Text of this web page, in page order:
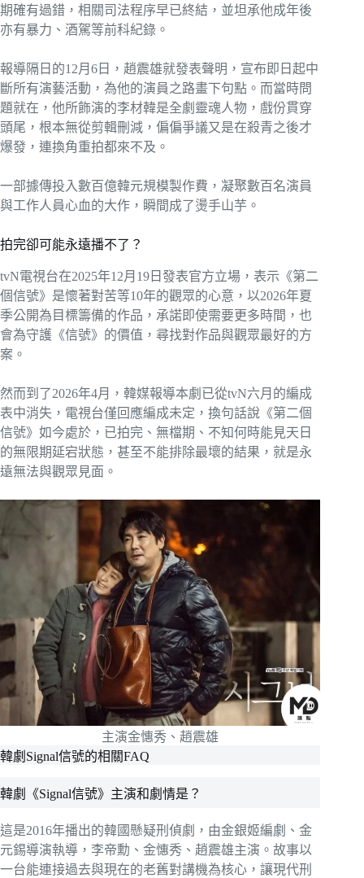
期確有過錯，相關司法程序早已終結，並坦承他成年後
亦有暴力、酒駕等前科紀錄。
報導隔日的12月6日，趙震雄就發表聲明，宣布即日起中
斷所有演藝活動，為他的演員之路畫下句點。而當時問
題就在，他所飾演的李材韓是全劇靈魂人物，戲份貫穿
頭尾，根本無從剪輯刪減，偏偏爭議又是在殺青之後才
爆發，連換角重拍都來不及。
一部據傳投入數百億韓元規模製作費，凝聚數百名演員
與工作人員心血的大作，瞬間成了燙手山芋。
拍完卻可能永遠播不了？
tvN電視台在2025年12月19日發表官方立場，表示《第二
個信號》是懷著對苦等10年的觀眾的心意，以2026年夏
季公開為目標籌備的作品，承諾即使需要更多時間，也
會為守護《信號》的價值，尋找對作品與觀眾最好的方
案。
然而到了2026年4月，韓媒報導本劇已從tvN六月的編成
表中消失，電視台僅回應編成未定，換句話說《第二個
信號》如今處於，已拍完、無檔期、不知何時能見天日
的無限期延宕狀態，甚至不能排除最壞的結果，就是永
遠無法與觀眾見面。
主演金憓秀、趙震雄
韓劇Signal信號的相關FAQ
韓劇《Signal信號》主演和劇情是？
這是2016年播出的韓國懸疑刑偵劇，由金銀姬編劇、金
元錫導演執導，李帝勳、金憓秀、趙震雄主演。故事以
一台能連接過去與現在的老舊對講機為核心，讓現代刑